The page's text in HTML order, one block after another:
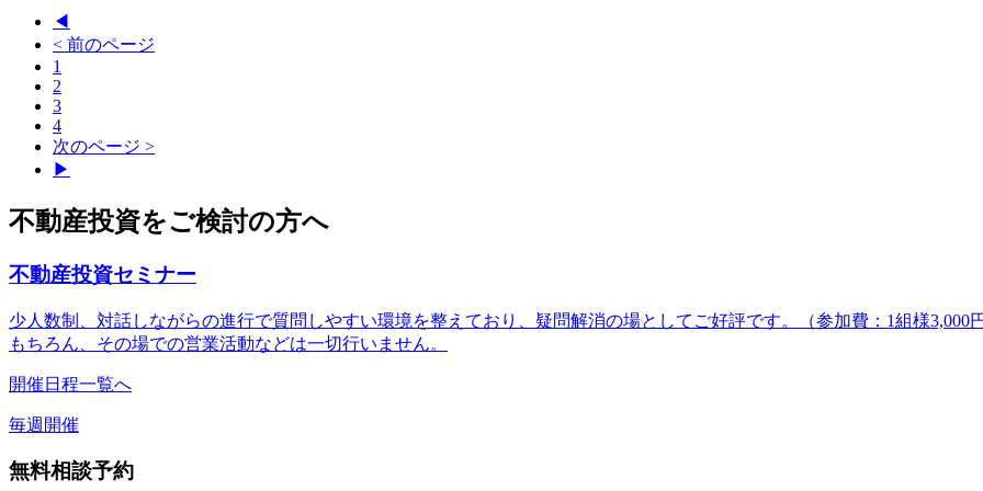
◀
< 前のページ
1
2
3
4
次のページ >
▶
不動産投資をご検討の方へ
不動産投資セミナー
少人数制、対話しながらの進行で質問しやすい環境を整えており、疑問解消の場としてご好評です。（参加費：1組様3,000
もちろん、その場での営業活動などは一切行いません。
開催日程一覧へ
毎週開催
無料相談予約